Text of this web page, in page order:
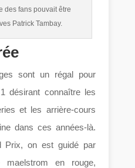
des fans pouvait être
Patrick Tambay.
sont un régal pour
désirant connaître les
et les arrière-cours
dans ces années-là.
Prix, on est guidé par
en rouge,